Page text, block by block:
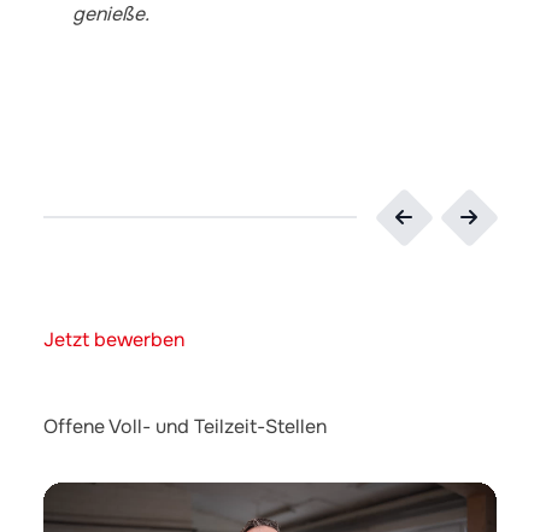
genieße.
Jetzt bewerben
Offene Voll- und Teilzeit-Stellen